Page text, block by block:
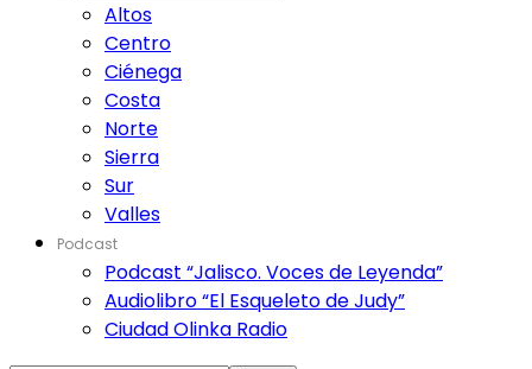
Altos
Centro
Ciénega
Costa
Norte
Sierra
Sur
Valles
Podcast
Podcast “Jalisco. Voces de Leyenda”
Audiolibro “El Esqueleto de Judy”
Ciudad Olinka Radio